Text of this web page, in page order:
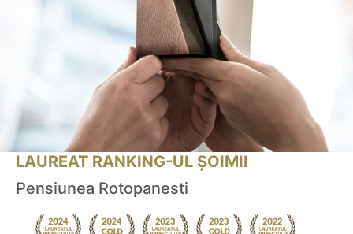
LAUREAT RANKING-UL ȘOIMII
Pensiunea Rotopanesti